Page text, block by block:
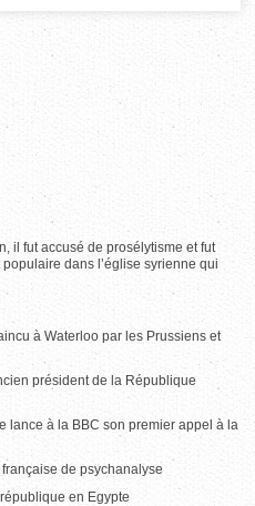
il fut accusé de prosélytisme et fut
dans l’église syrienne qui
à Waterloo par les Prussiens et
président de la République
lance à la BBC son premier appel à la
de psychanalyse
en Egypte